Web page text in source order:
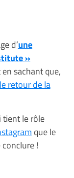
d’une
»
en sachant que,
retour de la
tient le rôle
que le
!